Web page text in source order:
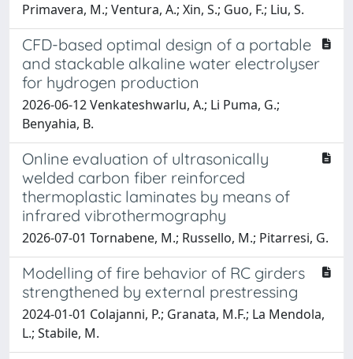
Primavera, M.; Ventura, A.; Xin, S.; Guo, F.; Liu, S.
CFD-based optimal design of a portable
and stackable alkaline water electrolyser
for hydrogen production
2026-06-12 Venkateshwarlu, A.; Li Puma, G.;
Benyahia, B.
Online evaluation of ultrasonically
welded carbon fiber reinforced
thermoplastic laminates by means of
infrared vibrothermography
2026-07-01 Tornabene, M.; Russello, M.; Pitarresi, G.
Modelling of fire behavior of RC girders
strengthened by external prestressing
2024-01-01 Colajanni, P.; Granata, M.F.; La Mendola,
L.; Stabile, M.